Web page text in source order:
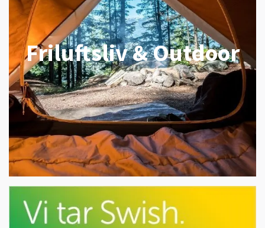
Friluftsliv & Outdoor